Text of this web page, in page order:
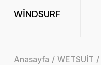
WİNDSURF
Anasayfa WETSUİT